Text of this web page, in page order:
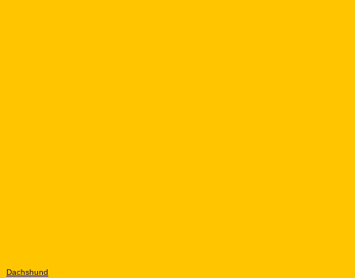
Dachshund